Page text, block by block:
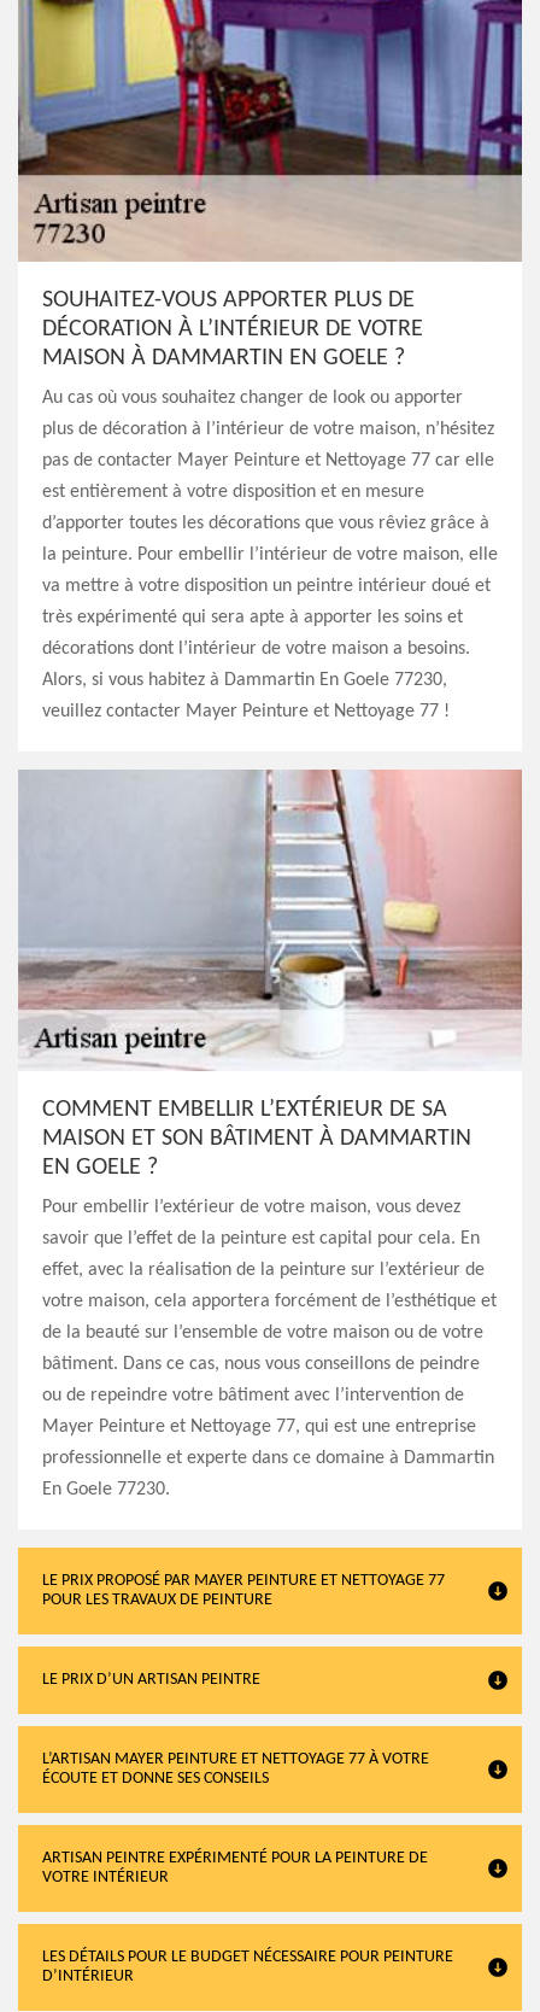
SOUHAITEZ-VOUS APPORTER PLUS DE
DÉCORATION À L’INTÉRIEUR DE VOTRE
MAISON À DAMMARTIN EN GOELE ?
Au cas où vous souhaitez changer de look ou apporter
plus de décoration à l’intérieur de votre maison, n’hésitez
pas de contacter Mayer Peinture et Nettoyage 77 car elle
est entièrement à votre disposition et en mesure
d’apporter toutes les décorations que vous rêviez grâce à
la peinture. Pour embellir l’intérieur de votre maison, elle
va mettre à votre disposition un peintre intérieur doué et
très expérimenté qui sera apte à apporter les soins et
décorations dont l’intérieur de votre maison a besoins.
Alors, si vous habitez à Dammartin En Goele 77230,
veuillez contacter Mayer Peinture et Nettoyage 77 !
COMMENT EMBELLIR L’EXTÉRIEUR DE SA
MAISON ET SON BÂTIMENT À DAMMARTIN
EN GOELE ?
Pour embellir l’extérieur de votre maison, vous devez
savoir que l’effet de la peinture est capital pour cela. En
effet, avec la réalisation de la peinture sur l’extérieur de
votre maison, cela apportera forcément de l’esthétique et
de la beauté sur l’ensemble de votre maison ou de votre
bâtiment. Dans ce cas, nous vous conseillons de peindre
ou de repeindre votre bâtiment avec l’intervention de
Mayer Peinture et Nettoyage 77, qui est une entreprise
professionnelle et experte dans ce domaine à Dammartin
En Goele 77230.
LE PRIX PROPOSÉ PAR MAYER PEINTURE ET NETTOYAGE 77
POUR LES TRAVAUX DE PEINTURE
LE PRIX D’UN ARTISAN PEINTRE
L’ARTISAN MAYER PEINTURE ET NETTOYAGE 77 À VOTRE
ÉCOUTE ET DONNE SES CONSEILS
ARTISAN PEINTRE EXPÉRIMENTÉ POUR LA PEINTURE DE
VOTRE INTÉRIEUR
LES DÉTAILS POUR LE BUDGET NÉCESSAIRE POUR PEINTURE
D’INTÉRIEUR